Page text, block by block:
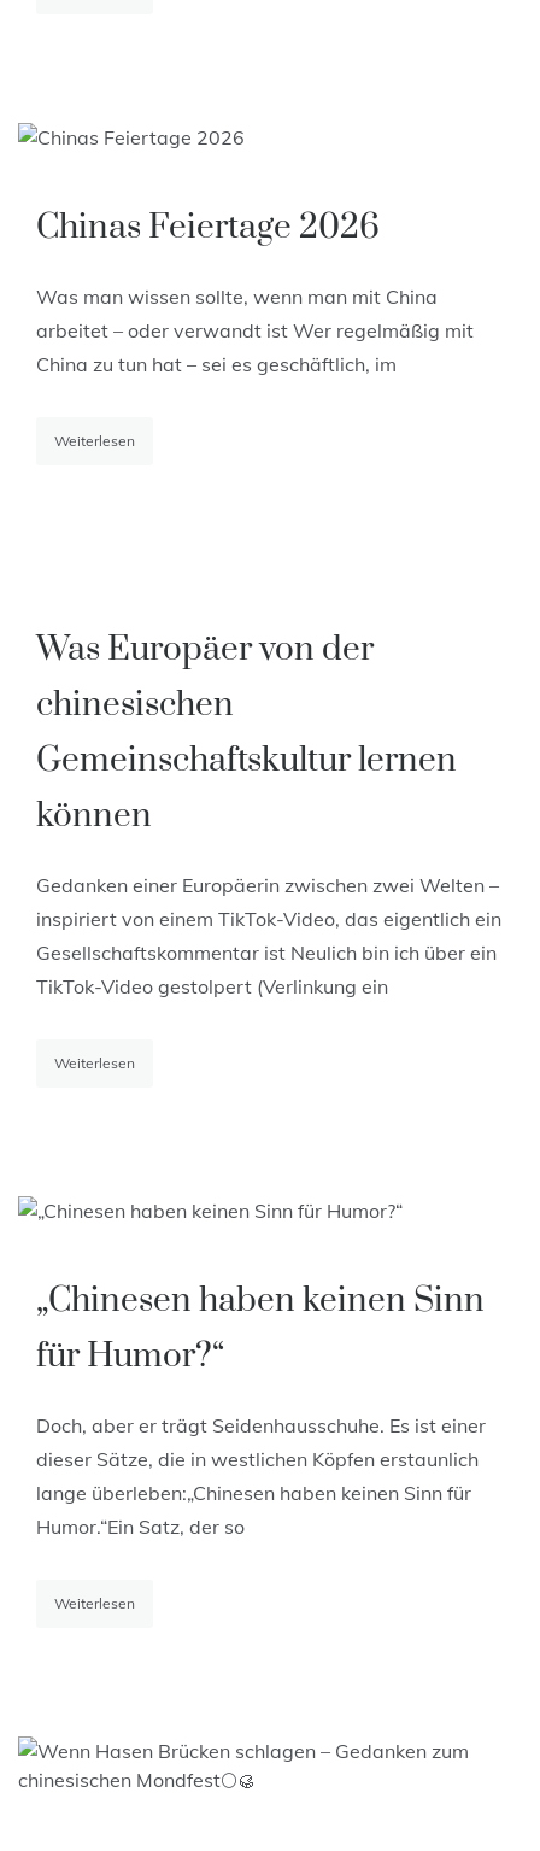
Chinas Feiertage 2026
Was man wissen sollte, wenn man mit China
arbeitet – oder verwandt ist Wer regelmäßig mit
China zu tun hat – sei es geschäftlich, im
Weiterlesen
Was Europäer von der
chinesischen
Gemeinschaftskultur lernen
können
Gedanken einer Europäerin zwischen zwei Welten –
inspiriert von einem TikTok-Video, das eigentlich ein
Gesellschaftskommentar ist Neulich bin ich über ein
TikTok-Video gestolpert (Verlinkung ein
Weiterlesen
„Chinesen haben keinen Sinn
für Humor?“
Doch, aber er trägt Seidenhausschuhe. Es ist einer
dieser Sätze, die in westlichen Köpfen erstaunlich
lange überleben:„Chinesen haben keinen Sinn für
Humor.“Ein Satz, der so
Weiterlesen